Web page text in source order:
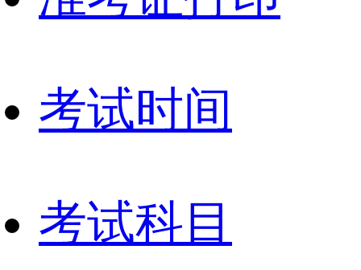
考试时间
考试科目